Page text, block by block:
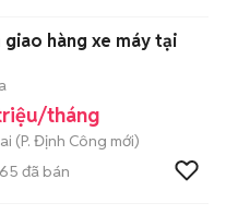
giao hàng xe máy tại
tháng
(P. Định Công mới)
65 đã bán